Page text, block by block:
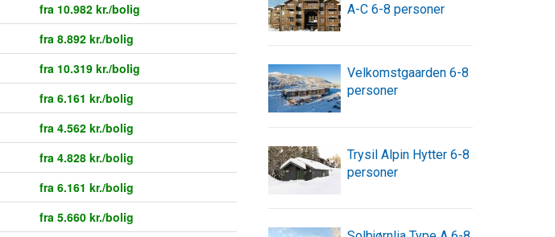
fra 10.982 kr./bolig
fra 8.892 kr./bolig
fra 10.319 kr./bolig
fra 6.161 kr./bolig
fra 4.562 kr./bolig
fra 4.828 kr./bolig
fra 6.161 kr./bolig
fra 5.660 kr./bolig
A-C 6-8 personer
Velkomstgaarden 6-8
personer
Trysil Alpin Hytter 6-8
personer